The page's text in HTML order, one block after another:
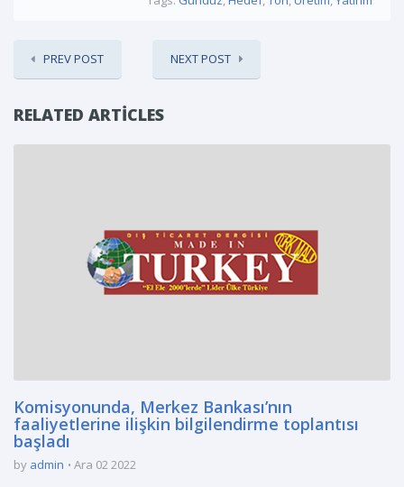
PREV POST NEXT POST
RELATED ARTICLES
Komisyonunda, Merkez Bankası’nın
faaliyetlerine ilişkin bilgilendirme toplantısı
başladı
by admin Ara 02 2022